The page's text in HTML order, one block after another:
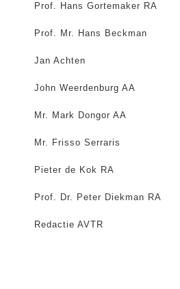
Prof. Hans Gortemaker RA
Prof. Mr. Hans Beckman
Jan Achten
John Weerdenburg AA
Mr. Mark Dongor AA
Mr. Frisso Serraris
Pieter de Kok RA
Prof. Dr. Peter Diekman RA
Redactie AVTR